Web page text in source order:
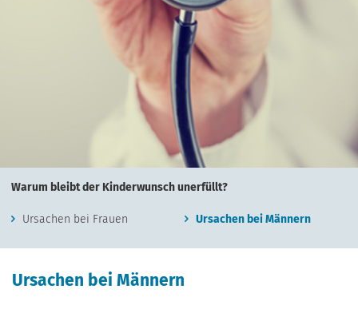
Warum bleibt der Kinderwunsch unerfüllt?
Ursachen bei Frauen Ursachen bei Männern
Ursachen bei Männern